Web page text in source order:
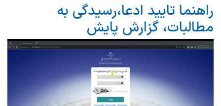
راهنما تایید ادعا،رسیدگی به
مطالبات، گزارش پایش